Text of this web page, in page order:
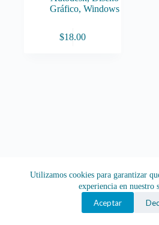
Utilizamos cookies para garantizar
experiencia en nuestro
Aceptar
Gráfico,Windows
$18.00